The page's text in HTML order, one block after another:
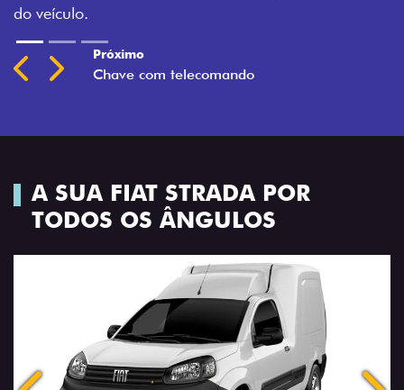
A SUA FIAT STRADA POR
TODOS OS ÂNGULOS